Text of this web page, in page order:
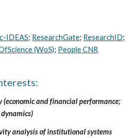
IDEAS; ResearchGate; ResearchID;
(WoS); People CNR
and financial performance;
analysis of institutional systems